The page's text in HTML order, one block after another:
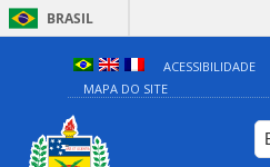
BRASIL
ACESSIBILIDADE
MAPA DO SITE